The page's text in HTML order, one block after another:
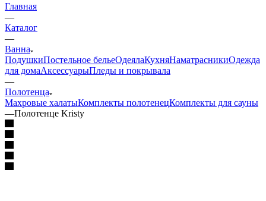
Главная
—
Каталог
—
Ванна
ПодушкиПостельное бельеОдеялаКухняНаматрасникиОдежда
для домаАксессуарыПледы и покрывала
—
Полотенца
Махровые халатыКомплекты полотенецКомплекты для сауны
—Полотенце Kristy